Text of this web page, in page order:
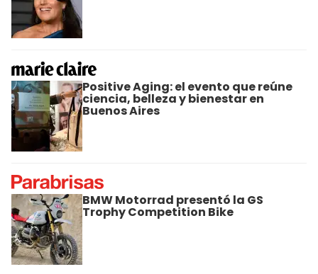
Positive Aging: el evento que reúne
ciencia, belleza y bienestar en
Buenos Aires
BMW Motorrad presentó la GS
Trophy Competition Bike